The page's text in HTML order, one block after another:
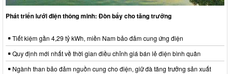
Phát triển lưới điện thông minh: Đòn bẩy cho tăng trưởng
Tiết kiệm gần 4,29 tỷ kWh, miền Nam bảo đảm cung ứng điện
Quy định mới nhất về thời gian điều chỉnh giá bán lẻ điện bình quân
Ngành than bảo đảm nguồn cung cho điện, giữ đà tăng trưởng sản xuất